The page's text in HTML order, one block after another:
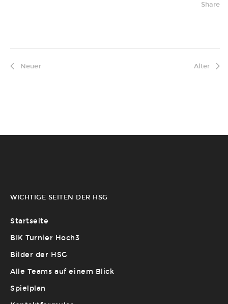
Share
Neuer Älter
WICHTIGE SEITEN DER HSG
Startseite
BIK Turnier Hoch3
Bilder der HSG
Alle Teams auf einem Blick
Spielplan